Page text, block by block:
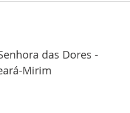
das Dores -
Mirim